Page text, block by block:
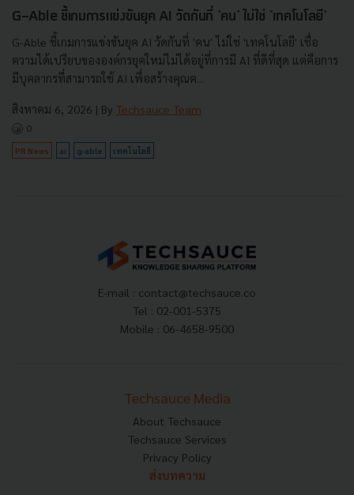
G-Able ชี้เกมการแข่งขันยุค AI วัดกันที่ 'คน' ไม่ใช่ 'เทคโนโลยี'
G-Able ชี้เกมการแข่งขันยุค AI วัดกันที่ 'คน' ไม่ใช่ 'เทคโนโลยี' เชื่อ
ความได้เปรียบขององค์กรยุคใหม่ไม่ได้อยู่ที่การมี AI ที่ดีที่สุด แต่คือการ
มีบุคลากรที่สามารถใช้ AI เพื่อสร้างคุณค...
สิงหาคม 6, 2026 | By Techsauce Team
0
PR News ai g-able เทคโนโลยี
E-mail : contact@techsauce.co
Tel : 02-001-5375
Mobile : 06-4658-9500
Techsauce Media
About Techsauce
Techsauce Services
Privacy Policy
ส่งบทความ